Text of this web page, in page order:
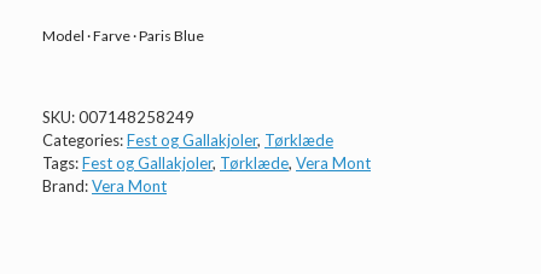
Model · Farve · Paris Blue
SKU:007148258249
Categories:Fest og Gallakjoler, Tørklæde
Tags:Fest og Gallakjoler, Tørklæde, Vera Mont
Brand:Vera Mont